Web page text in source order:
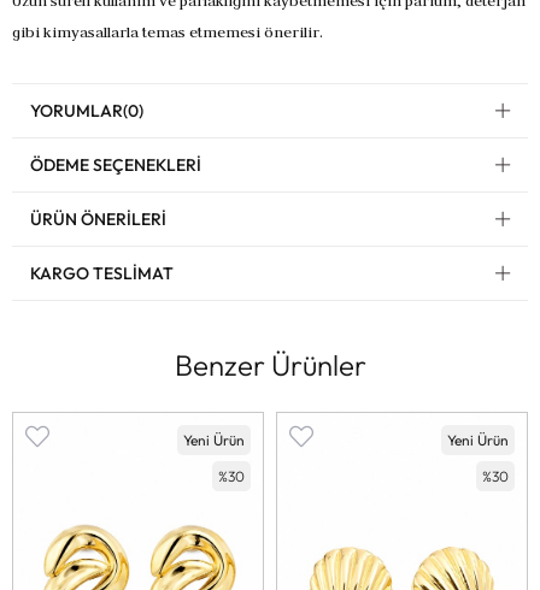
gibi kimyasallarla temas etmemesi önerilir.
YORUMLAR(0)
ÖDEME SEÇENEKLERI
ÜRÜN ÖNERILERI
KARGO TESLIMAT
Benzer Ürünler
Yeni Ürün
%30
Yeni Ürün
%30